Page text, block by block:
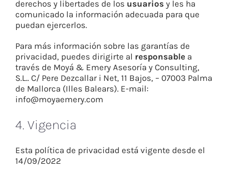
derechos y libertades de los usuarios y les ha
comunicado la información adecuada para que
puedan ejercerlos.
Para más información sobre las garantías de
privacidad, puedes dirigirte al responsablea
través de Moyá & Emery Asesoría y Consulting,
S.L.. C/ Pere Dezcallar i Net, 11 Bajos, – 07003 Palma
de Mallorca (Illes Balears). E-mail:
info@moyaemery.com
4. Vigencia
Esta política de privacidad está vigente desde el
14/09/2022